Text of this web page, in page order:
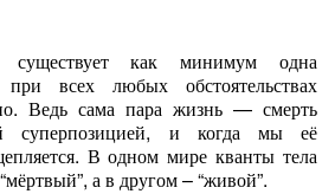
существует как минимум одна
всех любых обстоятельствах
Ведь сама пара жизнь — смерть
суперпозицией, и когда мы её
В одном мире кванты тела
а в другом – “живой”.